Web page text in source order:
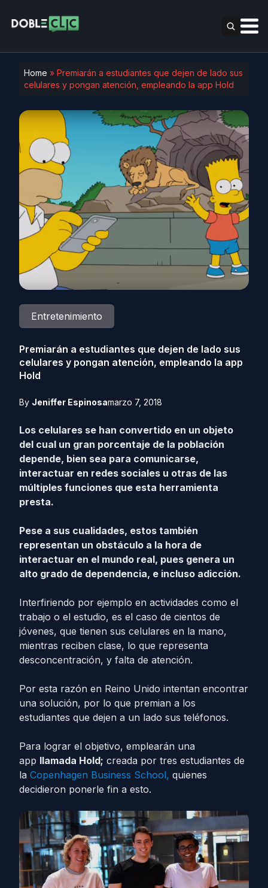
Home » Premiarán a estudiantes que dejen de lado sus
celulares y pongan atención, empleando la app Hold
Entretenimiento
Premiarán a estudiantes que dejen de lado sus
celulares y pongan atención, empleando la app
Hold
By Jeniffer Espinosamarzo 7, 2018
Los celulares se han convertido en un objeto
del cual un gran porcentaje de la población
depende, bien sea para comunicarse,
interactuar en redes sociales u otras de las
múltiples funciones que esta herramienta
presta.
Pese a sus cualidades, estos también
representan un obstáculo a la hora de
interactuar en el mundo real, pues genera un
alto grado de dependencia, e incluso adicción.
Interfiriendo por ejemplo en actividades como el
trabajo o el estudio, es el caso de cientos de
jóvenes, que tienen sus celulares en la mano,
mientras reciben clase, lo que representa
desconcentración, y falta de atención.
Por esta razón en Reino Unido intentan encontrar
una solución, por lo que premian a los
estudiantes que dejen a un lado sus teléfonos.
Para lograr el objetivo, emplearán una
app llamada Hold; creada por tres estudiantes de
la Copenhagen Business School, quienes
decidieron ponerle fin a esto.